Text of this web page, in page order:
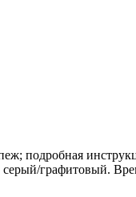
подробная
графитовый.